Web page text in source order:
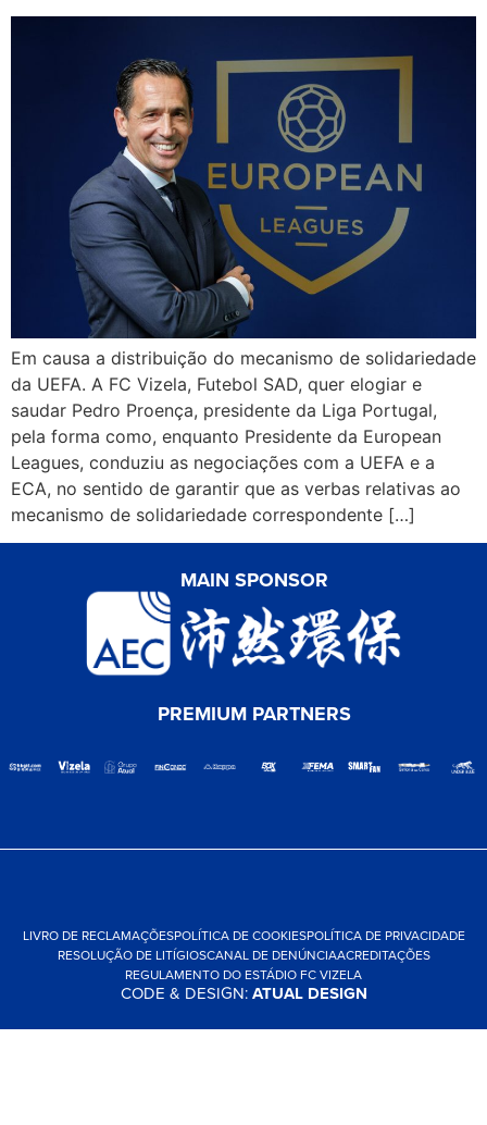
Em causa a distribuição do mecanismo de solidariedade
da UEFA. A FC Vizela, Futebol SAD, quer elogiar e
saudar Pedro Proença, presidente da Liga Portugal,
pela forma como, enquanto Presidente da European
Leagues, conduziu as negociações com a UEFA e a
ECA, no sentido de garantir que as verbas relativas ao
mecanismo de solidariedade correspondente […]
MAIN SPONSOR
PREMIUM PARTNERS
LIVRO DE RECLAMAÇÕESPOLÍTICA DE COOKIESPOLÍTICA DE PRIVACIDADE
RESOLUÇÃO DE LITÍGIOSCANAL DE DENÚNCIAACREDITAÇÕES
REGULAMENTO DO ESTÁDIO FC VIZELA
CODE & DESIGN:ATUAL DESIGN